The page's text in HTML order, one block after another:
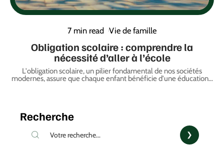
7 min read Vie de famille
Obligation scolaire : comprendre la
nécessité d’aller à l’école
L'obligation scolaire, un pilier fondamental de nos sociétés
modernes, assure que chaque enfant bénéficie d'une éducation…
Recherche